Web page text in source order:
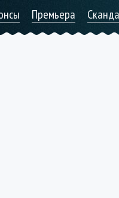
Премьера